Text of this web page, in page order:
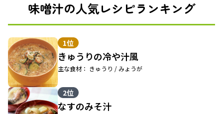
味噌汁の人気レシピランキング
1位
きゅうりの冷や汁風
主な食材： きゅうり / みょうが
2位
なすのみそ汁